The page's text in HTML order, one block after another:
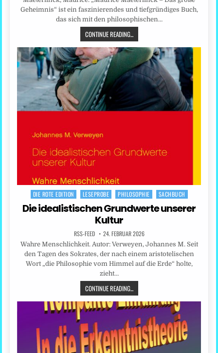
Geheimnis“ ist ein faszinierendes und tiefgründiges Buch,
das sich mit den philosophischen…
CONTINUE READING...
Posted
in
DIE ROTE EDITION LESEPROBE PHILOSOPHIE SACHBUCH
Die idealistischen Grundwerte unserer
Kultur
RSS-FEED 24. FEBRUAR 2026
Wahre Menschlichkeit. Autor: Verweyen, Johannes M. Seit
den Tagen des Sokrates, der nach einem aristotelischen
Wort „die Philosophie vom Himmel auf die Erde“ holte,
zieht…
CONTINUE READING...